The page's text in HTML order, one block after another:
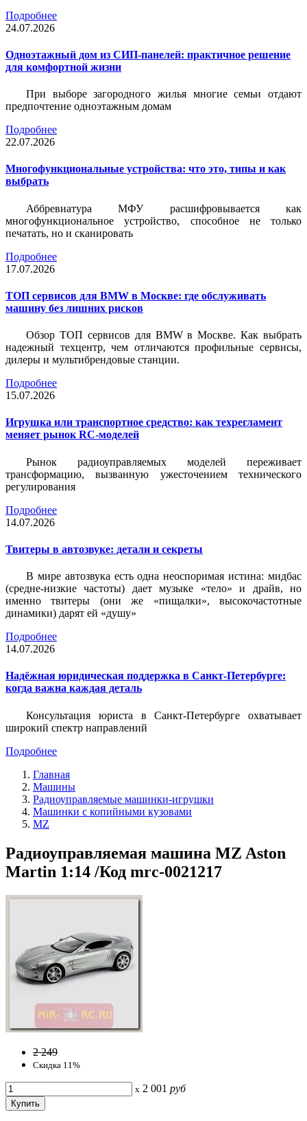
Подробнее
24.07.2026
Одноэтажный дом из СИП-панелей: практичное решение
для комфортной жизни
При выборе загородного жилья многие семьи отдают
предпочтение одноэтажным домам
Подробнее
22.07.2026
Многофункциональные устройства: что это, типы и как
выбрать
Аббревиатура МФУ расшифровывается как
многофункциональное устройство, способное не только
печатать, но и сканировать
Подробнее
17.07.2026
ТОП сервисов для BMW в Москве: где обслуживать
машину без лишних рисков
Обзор ТОП сервисов для BMW в Москве. Как выбрать
надежный техцентр, чем отличаются профильные сервисы,
дилеры и мультибрендовые станции.
Подробнее
15.07.2026
Игрушка или транспортное средство: как техрегламент
меняет рынок RC-моделей
Рынок радиоуправляемых моделей переживает
трансформацию, вызванную ужесточением технического
регулирования
Подробнее
14.07.2026
Твитеры в автозвуке: детали и секреты
В мире автозвука есть одна неоспоримая истина: мидбас
(средне-низкие частоты) дает музыке «тело» и драйв, но
именно твитеры (они же «пищалки», высокочастотные
динамики) дарят ей «душу»
Подробнее
14.07.2026
Надёжная юридическая поддержка в Санкт-Петербурге:
когда важна каждая деталь
Консультация юриста в Санкт-Петербурге охватывает
широкий спектр направлений
Подробнее
Главная
Машины
Радиоуправляемые машинки-игрушки
Машинки с копийными кузовами
MZ
Радиоуправляемая машина MZ Aston
Martin 1:14 /Код mrc-0021217
2 249
Скидка 11%
x 2 001 руб